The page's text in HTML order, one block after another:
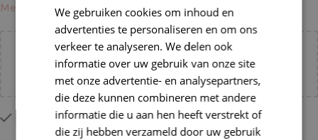
Meer informatie →
Voeg nog€55,00toe voorgratis verzending binnen
Slechts 1 resterend op voorraad
We gebruiken cookies om inhoud en
advertenties te personaliseren en om ons
verkeer te analyseren. We delen ook
informatie over uw gebruik van onze site
met onze advertentie- en analysepartners,
die deze kunnen combineren met andere
informatie die u aan hen heeft verstrekt of
die zij hebben verzameld door uw gebruik